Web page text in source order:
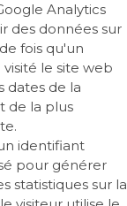
Analytics
des données sur
fois qu'un
visité le site web
dates de la
de la plus
identifiant
pour générer
statistiques sur la